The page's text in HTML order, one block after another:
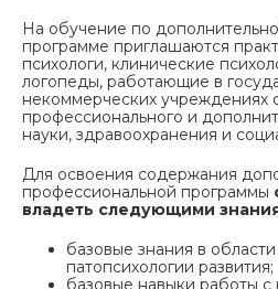
На обучение по
программе приглашаются
психологи, клинические
логопеды, работающие в
некоммерческих учреждениях
профессионального и
науки, здравоохранения и
Для освоения содержания
профессиональной программы
владеть следующими
базовые знания в
патопсихологии развития;